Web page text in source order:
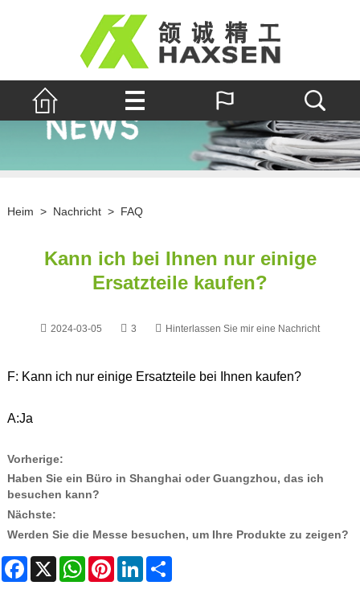
Heim > Nachricht > FAQ
Kann ich bei Ihnen nur einige
Ersatzteile kaufen?
2024-03-05 3 Hinterlassen Sie mir eine Nachricht
F: Kann ich nur einige Ersatzteile bei Ihnen kaufen?
A:Ja
Vorherige:
Haben Sie ein Büro in Shanghai oder Guangzhou, das ich
besuchen kann?
Nächste:
Werden Sie die Messe besuchen, um Ihre Produkte zu zeigen?
Facebook WhatsAppPinterestLinkedIn